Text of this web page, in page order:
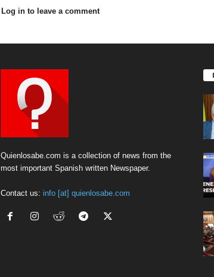
Log in to leave a comment
Quienlosabe.com is a collection of news from the
most important Spanish written Newspaper.
Contact us: info [at] quienlosabe.com